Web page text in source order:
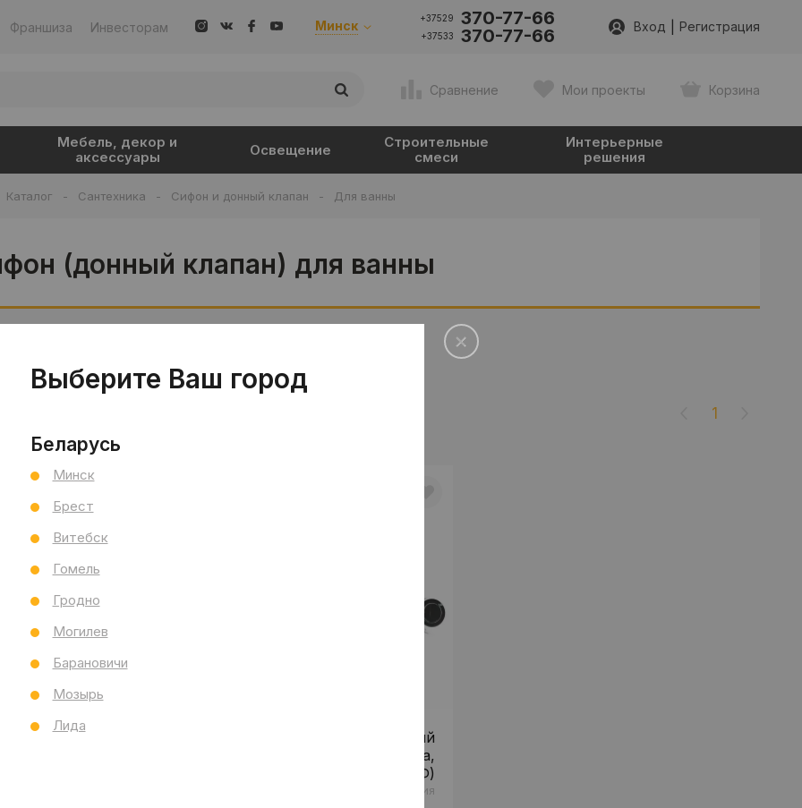
Франшиза Инвесторам Минск +37529 370-77-66
+37533 370-77-66 Вход Регистрация
Сравнение Мои проекты Корзина
Мебель, декор и
аксессуары
Освещение
Строительные
смеси
Интерьерные
решения
Каталог - Сантехника - Сифон и донный клапан - Для ванны
(донный клапан) для ванны
1
плоский
Перелив п/а с сифоном плоский
520 мм (металл) EM601TR (Vega,
РФ)
Россия
Выберите Ваш город
Беларусь
Минск
Брест
Витебск
Гомель
Гродно
Могилев
Барановичи
Мозырь
Лида